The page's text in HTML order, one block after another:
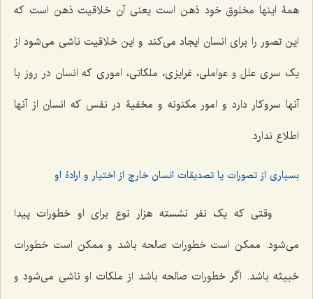
همۀ اینها مخلوق خود ذهن است یعنی آن خلاقیت ذهن است که
این تصور را برای انسان ایجاد می‌کند و این خلاقیت ناشی می‌شود از
یک سری علل و عواملی، غرایزی، ملکاتی، اموری که انسان در روز با
آنها سروکار دارد و امور مکنونه و مخفیۀ در نفس که انسان از آنها
اطلاع ندارد.
بسیاری از تصورات یا تصدیقات انسان خارج از اختیار و ارادۀ او
وقتی که یک نفر نشسته هزار نوع برای او خطورات پیدا
می‌شود. ممکن است خطورات صالحه باشد و ممکن است خطورات
خبیثه باشد. اگر خطورات صالحه باشد از ملکات او ناشی می‌شود و